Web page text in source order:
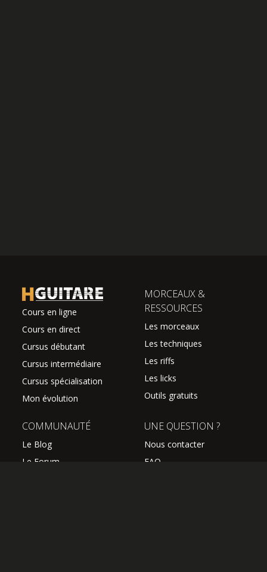
Cours en ligne
Cours en direct
Cursus débutant
Cursus intermédiaire
Cursus spécialisation
Mon évolution
MORCEAUX &
RESSOURCES
Les morceaux
Les techniques
Les riffs
Les licks
Outils gratuits
COMMUNAUTÉ
Le Blog
Le Forum
UNE QUESTION ?
Nous contacter
FAQ